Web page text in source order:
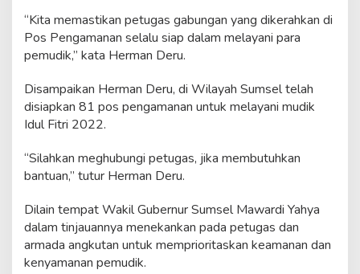
a
m
n
n
M
k
I
u
l
“Kita memastikan petugas gabungan yang dikerahkan di
Pos Pengamanan selalu siap dalam melayani para
pemudik,” kata Herman Deru.
Disampaikan Herman Deru, di Wilayah Sumsel telah
disiapkan 81 pos pengamanan untuk melayani mudik
Idul Fitri 2022.
“Silahkan meghubungi petugas, jika membutuhkan
bantuan,” tutur Herman Deru.
Dilain tempat Wakil Gubernur Sumsel Mawardi Yahya
dalam tinjauannya menekankan pada petugas dan
armada angkutan untuk memprioritaskan keamanan dan
kenyamanan pemudik.